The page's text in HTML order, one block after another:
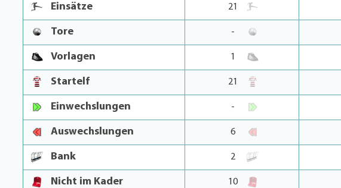
Einsätze 21
Tore -
Vorlagen 1
Startelf 21
Einwechslungen -
Auswechslungen 6
Bank 2
Nicht im Kader 10